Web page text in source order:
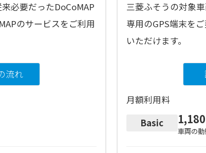
必要だったDoCoMAP
のサービスをご利用
流れ
三菱ふそうの対象
専用のGPS端末を
いただけます。
月額利用料
Basic
1,180
車両の